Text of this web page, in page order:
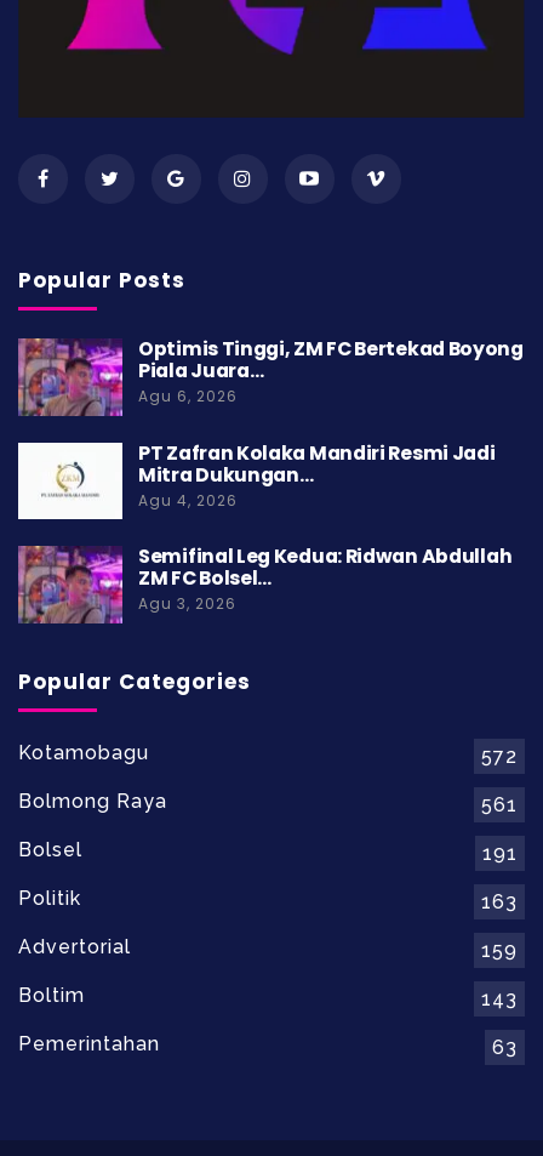
Popular Posts
Optimis Tinggi, ZM FC Bertekad Boyong
Piala Juara…
Agu 6, 2026
PT Zafran Kolaka Mandiri Resmi Jadi
Mitra Dukungan…
Agu 4, 2026
Semifinal Leg Kedua: Ridwan Abdullah
ZM FC Bolsel…
Agu 3, 2026
Popular Categories
Kotamobagu
572
Bolmong Raya
561
Bolsel
191
Politik
163
Advertorial
159
Boltim
143
Pemerintahan
63